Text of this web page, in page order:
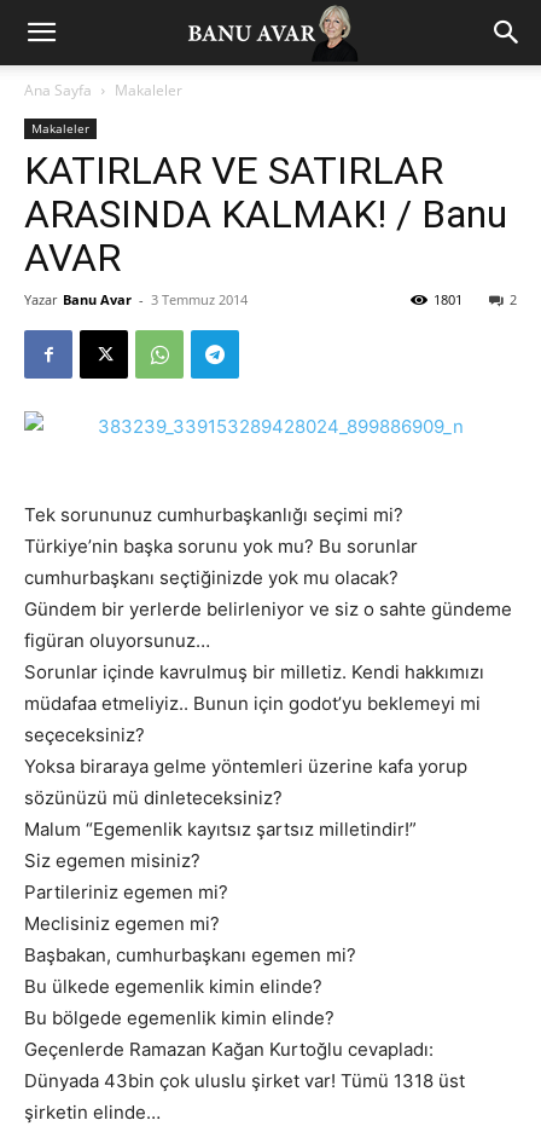
Ana Sayfa Makaleler
Makaleler
KATIRLAR VE SATIRLAR
ARASINDA KALMAK! / Banu
AVAR
Yazar Banu Avar - 3 Temmuz 2014 2
1801
Tek sorununuz cumhurbaşkanlığı seçimi mi?
Türkiye’nin başka sorunu yok mu? Bu sorunlar
cumhurbaşkanı seçtiğinizde yok mu olacak?
Gündem bir yerlerde belirleniyor ve siz o sahte gündeme
figüran oluyorsunuz…
Sorunlar içinde kavrulmuş bir milletiz. Kendi hakkımızı
müdafaa etmeliyiz.. Bunun için godot’yu beklemeyi mi
seçeceksiniz?
Yoksa biraraya gelme yöntemleri üzerine kafa yorup
sözünüzü mü dinleteceksiniz?
Malum “Egemenlik kayıtsız şartsız milletindir!”
Siz egemen misiniz?
Partileriniz egemen mi?
Meclisiniz egemen mi?
Başbakan, cumhurbaşkanı egemen mi?
Bu ülkede egemenlik kimin elinde?
Bu bölgede egemenlik kimin elinde?
Geçenlerde Ramazan Kağan Kurtoğlu cevapladı:
Dünyada 43bin çok uluslu şirket var! Tümü 1318 üst
şirketin elinde…